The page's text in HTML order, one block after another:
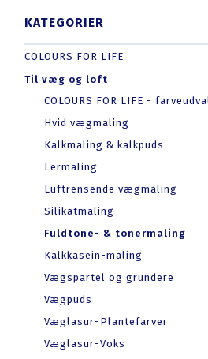
KATEGORIER
COLOURS FOR LIFE
Til væg og loft
COLOURS FOR LIFE -
Hvid vægmaling
Kalkmaling & kalkpuds
Lermaling
Luftrensende vægmaling
Silikatmaling
Fuldtone- & tonermaling
Kalkkasein-maling
Vægspartel og grundere
Vægpuds
Væglasur-Plantefarver
Væglasur-Voks